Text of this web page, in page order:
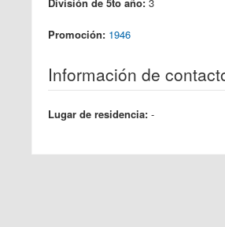
Promoción: 1946
Información de
Lugar de residencia: -